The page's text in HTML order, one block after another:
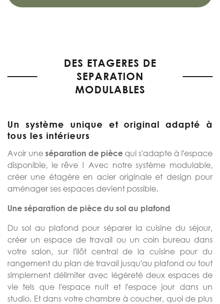
DES ETAGERES DE
SEPARATION
MODULABLES
Un système unique et original adapté à
tous les intérieurs
Avoir une séparation de pièce qui s'adapte à l'espace
disponible, le rêve ! Avec notre système modulable,
créer une étagère en acier originale et design pour
aménager ses espaces devient possible.
Une séparation de pièce du sol au plafond
Du sol au plafond pour séparer la cuisine du séjour,
créer un espace de travail ou un coin bureau dans
votre salon, sur l'ilôt central de la cuisine pour du
rangement du plan de travail jusqu'au plafond ou tout
simplement délimiter avec légèreté deux espaces de
vie tels que l'espace nuit et l'espace jour dans un
studio. Et dans votre chambre à coucher, quoi de plus